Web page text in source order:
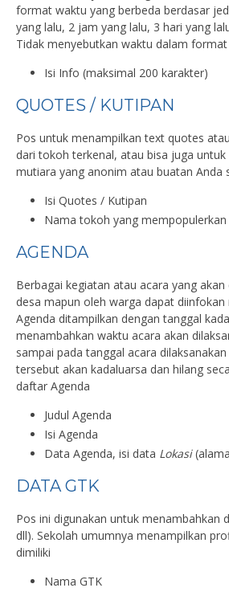
format waktu yang berbeda berdasar
yang lalu, 2 jam yang lalu, 3 hari yang
Tidak menyebutkan waktu dalam format
Isi Info (maksimal 200 karakter)
QUOTES / KUTIPAN
Pos untuk menampilkan text quotes
dari tokoh terkenal, atau bisa juga
mutiara yang anonim atau buatan Anda
Isi Quotes / Kutipan
Nama tokoh yang mempopulerkan
AGENDA
Berbagai kegiatan atau acara yang akan
desa mapun oleh warga dapat diinfokan
Agenda ditampilkan dengan tanggal
menambahkan waktu acara akan
sampai pada tanggal acara
tersebut akan kadaluarsa dan hilang
daftar Agenda
Judul Agenda
Isi Agenda
Data Agenda, isi data Lokasi
DATA GTK
Pos ini digunakan untuk menambahkan
dll). Sekolah umumnya menampilkan
dimiliki
Nama GTK